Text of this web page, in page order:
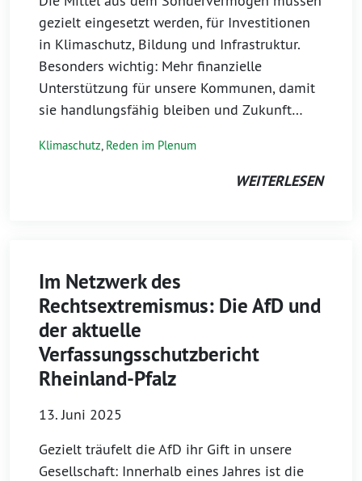
gezielt eingesetzt werden, für Investitionen
in Klimaschutz, Bildung und Infrastruktur.
Besonders wichtig: Mehr finanzielle
Unterstützung für unsere Kommunen, damit
sie handlungsfähig bleiben und Zukunft…
Klimaschutz, Reden im Plenum
WEITERLESEN
Im Netzwerk des
Rechtsextremismus: Die AfD und
der aktuelle
Verfassungsschutzbericht
Rheinland-Pfalz
13. Juni 2025
Gezielt träufelt die AfD ihr Gift in unsere
Gesellschaft: Innerhalb eines Jahres ist die